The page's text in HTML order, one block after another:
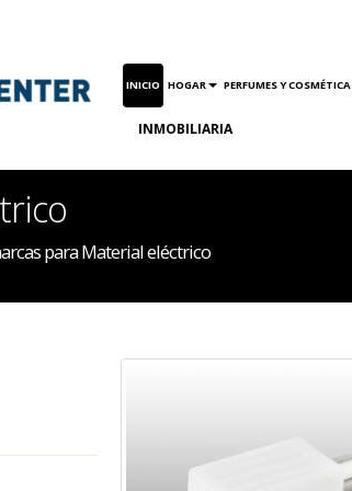
INICIO HOGAR PERFUMES Y COSMÉTICA
INMOBILIARIA
para Material eléctrico